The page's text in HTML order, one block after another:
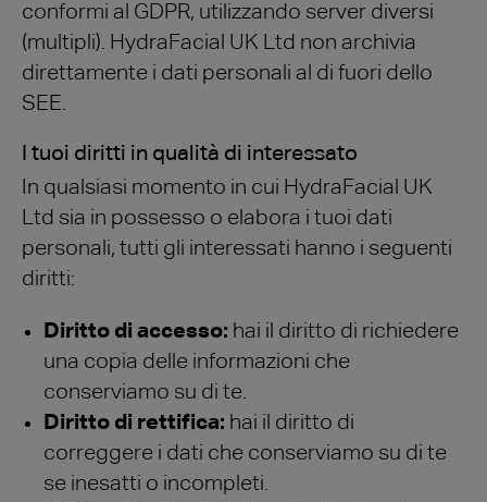
conformi al GDPR, utilizzando server diversi
(multipli). HydraFacial UK Ltd non archivia
direttamente i dati personali al di fuori dello
SEE.
I tuoi diritti in qualità di interessato
In qualsiasi momento in cui HydraFacial UK
Ltd sia in possesso o elabora i tuoi dati
personali, tutti gli interessati hanno i seguenti
diritti:
Diritto di accesso: hai il diritto di richiedere
una copia delle informazioni che
conserviamo su di te.
Diritto di rettifica: hai il diritto di
correggere i dati che conserviamo su di te
se inesatti o incompleti.